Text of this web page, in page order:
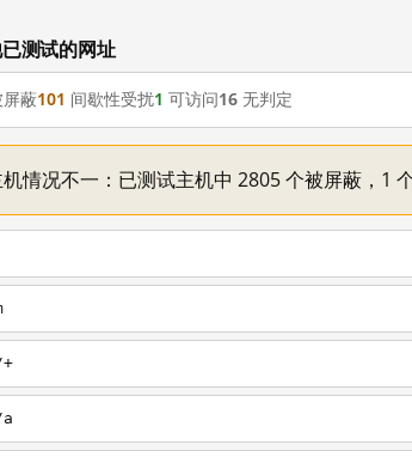
测试的网址
屏蔽101 间歇性受扰1 可访问16 无判定
情况不一：已测试主机中 2805 个被屏蔽，1 个